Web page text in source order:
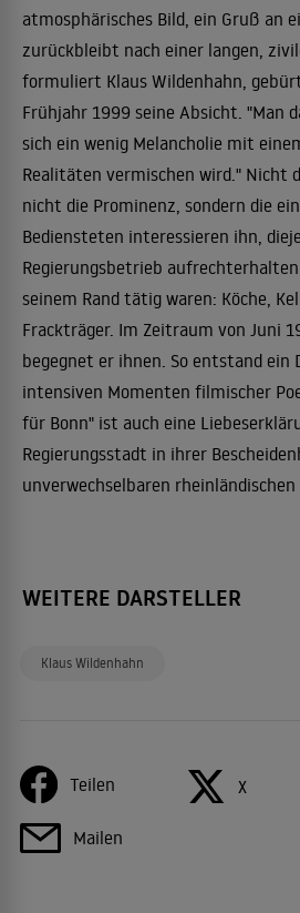
atmosphärisches Bild, ein Gruß an
zurückbleibt nach einer langen,
formuliert Klaus Wildenhahn,
Frühjahr 1999 seine Absicht. "Man
sich ein wenig Melancholie mit
Realitäten vermischen wird." Nicht
nicht die Prominenz, sondern die
Bediensteten interessieren ihn,
Regierungsbetrieb
seinem Rand tätig waren: Köche,
Frackträger. Im Zeitraum von Juni
begegnet er ihnen. So entstand
intensiven Momenten filmischer
für Bonn" ist auch eine
Regierungsstadt in ihrer
unverwechselbaren rheinländischen
WEITERE DARSTELLER
Klaus Wildenhahn
Teilen X
Mailen